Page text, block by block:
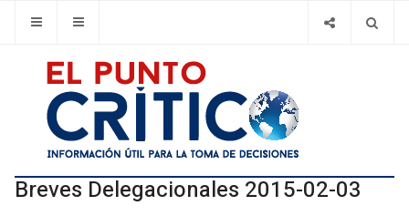
Breves Delegacionales 2015-02-03